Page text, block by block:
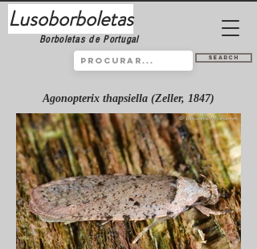
Lusoborboletas
Borboletas de Portugal
Search
Agonopterix thapsiella (Zeller, 1847)